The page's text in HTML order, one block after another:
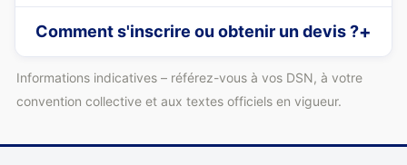
Comment s'inscrire ou obtenir un devis ?
Informations indicatives – référez-vous à vos DSN, à votre
convention collective et aux textes officiels en vigueur.